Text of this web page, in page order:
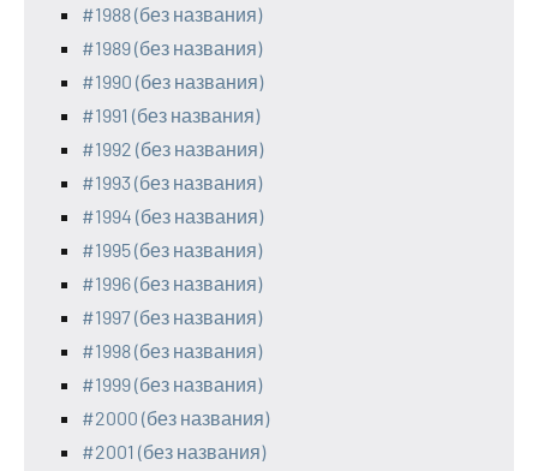
#1988 (без названия)
#1989 (без названия)
#1990 (без названия)
#1991 (без названия)
#1992 (без названия)
#1993 (без названия)
#1994 (без названия)
#1995 (без названия)
#1996 (без названия)
#1997 (без названия)
#1998 (без названия)
#1999 (без названия)
#2000 (без названия)
#2001 (без названия)